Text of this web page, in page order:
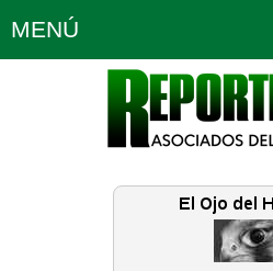
MENÚ
Política Opinión
Planeta Tierra
Educación